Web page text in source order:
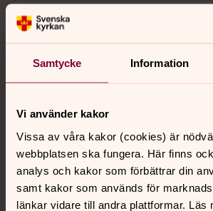
Samtycke Information
Vi använder kakor
Vissa av våra kakor (cookies) är
webbplatsen ska fungera. Här finns
analys och kakor som förbättrar din
samt kakor som används för
länkar vidare till andra plattformar. Läs
Har du frågor,
Öppettider:
Helgfri
Telefon:090-200 26 00
Besöksadress: Skolgatan 75, 903
Postadress:Umeå pastorat, Kyrklig
Box 525, 901 10 Umeå